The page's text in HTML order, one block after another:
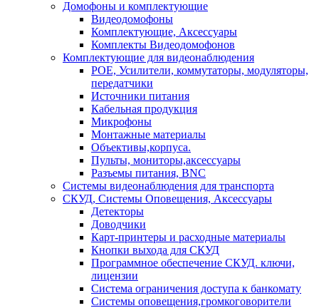
Домофоны и комплектующие
Видеодомофоны
Комплектующие, Аксессуары
Комплекты Видеодомофонов
Комплектующие для видеонаблюдения
POE, Усилители, коммутаторы, модуляторы,
передатчики
Источники питания
Кабельная продукция
Микрофоны
Монтажные материалы
Объективы,корпуса.
Пульты, мониторы,аксессуары
Разъемы питания, BNC
Системы видеонаблюдения для транспорта
СКУД, Системы Оповещения, Аксессуары
Детекторы
Доводчики
Карт-принтеры и расходные материалы
Кнопки выхода для СКУД
Программное обеспечение СКУД. ключи,
лицензии
Система ограничения доступа к банкомату
Системы оповещения,громкоговорители